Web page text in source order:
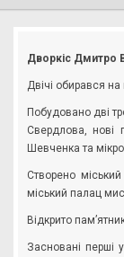
Дворкіс Дмитро
Двічі обирався
Побудовано дві
Свердлова, нові
Шевченка та
Створено
міський палац
Відкрито
Засновані перші